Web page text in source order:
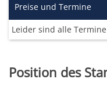
Preise und Termine
Leider sind alle
Position des